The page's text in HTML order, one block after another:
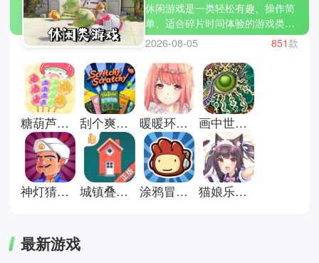
休闲游戏是一类轻松有趣、操作简
单、适合碎片时间体验的游戏类
型，让玩家在短时间内获得乐趣和
放松。小编为大家精选了几款热门
休闲游戏：旅行青蛙、开心消消
乐、糖果传奇。休闲游戏不仅让你
打发时间，还能带来成就感和小小
的惊喜。立即下载休闲游戏合集，
让轻松有趣的游戏陪伴你的每一
天，放松心情，享受片刻欢乐!
2026-08-05 851款
糖葫芦达人最新版 刮个爽游戏正式版 暖暖环游世界安卓版 画中世界手机版
神灯猜人名官方正版 城镇叠叠乐正版 涂鸦冒险家安卓版 猫娘乐园galgame游戏
最新游戏